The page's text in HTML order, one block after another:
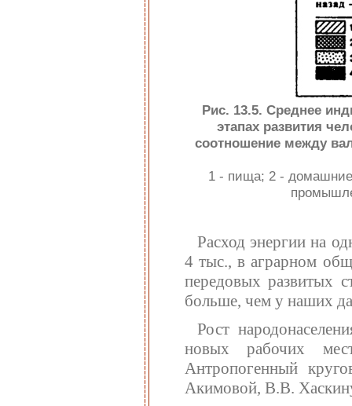
Рис. 13.5. Среднее
этапах развития
соотношение между
1 - пища; 2 - домашние
Расход энергии на
4 тыс., в аграрном
передовых развитых
больше, чем у наших
Рост
новых рабочих
Антропогенный
Акимовой, В.В.